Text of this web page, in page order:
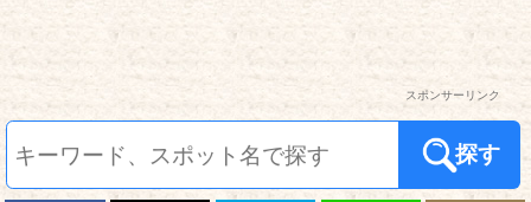
スポンサーリンク
探す